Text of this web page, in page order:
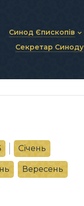
Синод Єпископів
Статут Синоду
Синодальні органи
Секретар Синоду
Січень
Вересень